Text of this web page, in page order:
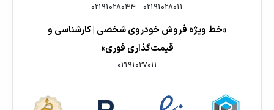
02191028011
-
02191028044
«خط ویژه فروش خودروی شخصی | کارشناسی و
قیمت‌گذاری فوری»
02191027011